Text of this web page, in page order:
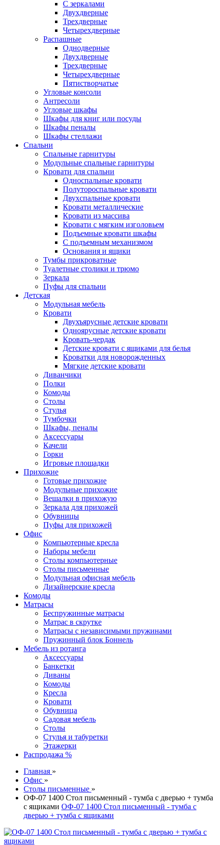
С зеркалами
Двухдверные
Трехдверные
Четырехдверные
Распашные
Однодверные
Двухдверные
Трехдверные
Четырехдверные
Пятистворчатые
Угловые консоли
Антресоли
Угловые шкафы
Шкафы для книг или посуды
Шкафы пеналы
Шкафы стеллажи
Спальни
Спальные гарнитуры
Модульные спальные гарнитуры
Кровати для спальни
Односпальные кровати
Полутороспальные кровати
Двухспальные кровати
Кровати металлические
Кровати из массива
Кровати с мягким изголовьем
Подъемные кровати шкафы
С подъемным механизмом
Основания и ящики
Тумбы прикроватные
Туалетные столики и трюмо
Зеркала
Пуфы для спальни
Детская
Модульная мебель
Кровати
Двухъярусные детские кровати
Одноярусные детские кровати
Кровать-чердак
Детские кровати с ящиками для белья
Кроватки для новорожденных
Мягкие детские кровати
Диванчики
Полки
Комоды
Столы
Стулья
Тумбочки
Шкафы, пеналы
Аксессуары
Качели
Горки
Игровые площадки
Прихожие
Готовые прихожие
Модульные прихожие
Вешалки в прихожую
Зеркала для прихожей
Обувницы
Пуфы для прихожей
Офис
Компьютерные кресла
Наборы мебели
Столы компьютерные
Столы письменные
Модульная офисная мебель
Дизайнерские кресла
Комоды
Матрасы
Беспружинные матрасы
Матрас в скрутке
Матрасы с независимыми пружинами
Пружинный блок Боннель
Мебель из ротанга
Аксессуары
Банкетки
Диваны
Комоды
Кресла
Кровати
Обувница
Садовая мебель
Столы
Стулья и табуретки
Этажерки
Распродажа %
Главная »
Офис »
Столы письменные »
ОФ-07 1400 Стол письменный - тумба с дверью + тумба
с ящиками ОФ-07 1400 Стол письменный - тумба с
дверью + тумба с ящиками